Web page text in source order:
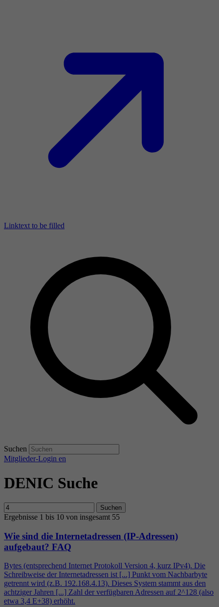
Linktext to be filled
Suchen
Mitglieder-Login en
DENIC Suche
Suchen
Ergebnisse 1 bis 10 von insgesamt 55
Wie sind die Internetadressen (IP-Adressen)
aufgebaut? FAQ
Bytes (entsprechend Internet Protokoll Version 4, kurz IPv4). Die
Schreibweise der Internetadressen ist [...] Punkt vom Nachbarbyte
getrennt wird (z.B. 192.168.4.13). Dieses System stammt aus den
achtziger Jahren [...] Zahl der verfügbaren Adressen auf 2^128 (also
etwa 3,4 E+38) erhöht.